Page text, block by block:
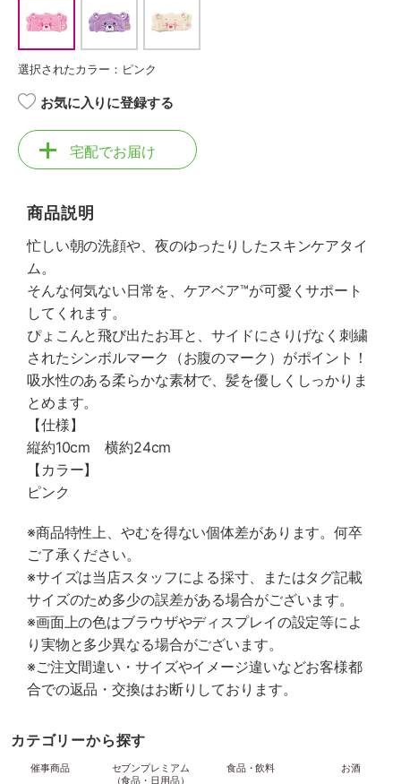
選択されたカラー：ピンク
お気に入りに登録する
宅配でお届け
商品説明
忙しい朝の洗顔や、夜のゆったりしたスキンケアタイ
ム。
そんな何気ない日常を、ケアベア™が可愛くサポート
してくれます。
ぴょこんと飛び出たお耳と、サイドにさりげなく刺繍
されたシンボルマーク（お腹のマーク）がポイント！
吸水性のある柔らかな素材で、髪を優しくしっかりま
とめます。
【仕様】
縦約10cm 横約24cm
【カラー】
ピンク
※商品特性上、やむを得ない個体差があります。何卒
ご了承ください。
※サイズは当店スタッフによる採寸、またはタグ記載
サイズのため多少の誤差がある場合がございます。
※画面上の色はブラウザやディスプレイの設定等によ
り実物と多少異なる場合がございます。
※ご注文間違い・サイズやイメージ違いなどお客様都
合での返品・交換はお断りしております。
カテゴリーから探す
催事商品
セブンプレミアム
（食品・日用品）
食品・飲料 お酒